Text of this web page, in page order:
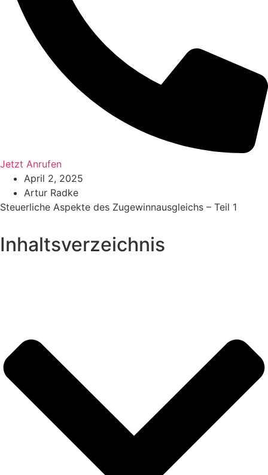
Jetzt Anrufen
April 2, 2025
Artur Radke
Steuerliche Aspekte des Zugewinnausgleichs – Teil 1
Inhaltsverzeichnis